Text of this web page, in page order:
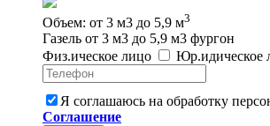
Объем: от 3 м3 до 5,9 м3
Газель от 3 м3 до 5,9 м3 фургон
Физ.ическое лицо Юр.идическое
Я соглашаюсь на обработку
Соглашение